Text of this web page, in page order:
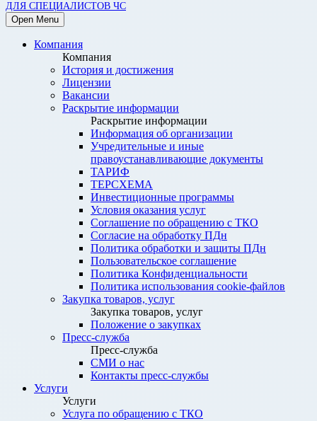
ДЛЯ СПЕЦИАЛИСТОВ ЧС
Open Menu
Компания
Компания
История и достижения
Лицензии
Вакансии
Раскрытие информации
Раскрытие информации
Информация об организации
Учредительные и иные
правоустанавливающие документы
ТАРИФ
ТЕРСХЕМА
Инвестиционные программы
Условия оказания услуг
Соглашение по обращению с ТКО
Согласие на обработку ПДн
Политика обработки и защиты ПДн
Пользовательское соглашение
Политика Конфиденциальности
Политика использования cookie-файлов
Закупка товаров, услуг
Закупка товаров, услуг
Положение о закупках
Пресс-служба
Пресс-служба
СМИ о нас
Контакты пресс-службы
Услуги
Услуги
Услуга по обращению с ТКО